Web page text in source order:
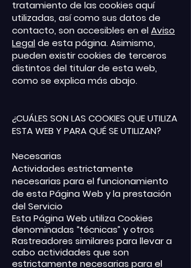
tratamiento de las cookies aquí
utilizadas, así como sus datos de
contacto, son accesibles en el Aviso
Legal de esta página. Asimismo,
pueden existir cookies de terceros
distintos del titular de esta web,
como se explica más abajo.
¿CUÁLES SON LAS COOKIES QUE UTILIZA
ESTA WEB Y PARA QUÉ SE UTILIZAN?
Necesarias
Actividades estrictamente
necesarias para el funcionamiento
de esta Página Web y la prestación
del Servicio
Esta Página Web utiliza Cookies
denominadas “técnicas” y otros
Rastreadores similares para llevar a
cabo actividades que son
estrictamente necesarias para el